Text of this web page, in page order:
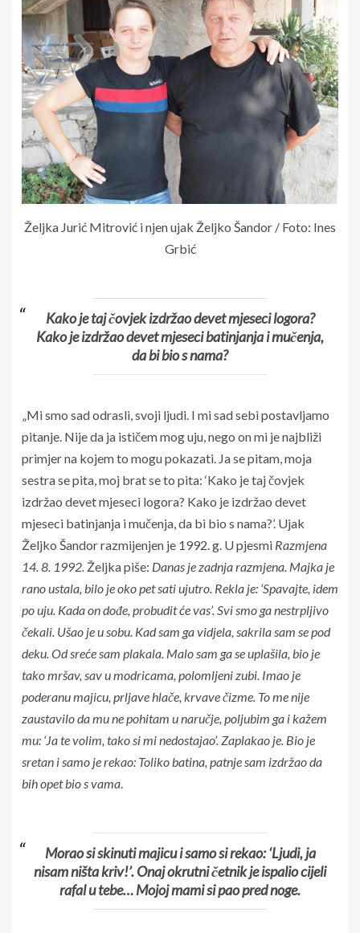
Željka Jurić Mitrović i njen ujak Željko Šandor / Foto: Ines
Grbić
Kako je taj čovjek izdržao devet mjeseci logora?
Kako je izdržao devet mjeseci batinjanja i mučenja,
da bi bio s nama?
„Mi smo sad odrasli, svoji ljudi. I mi sad sebi postavljamo
pitanje. Nije da ja ističem mog uju, nego on mi je najbliži
primjer na kojem to mogu pokazati. Ja se pitam, moja
sestra se pita, moj brat se to pita: ‘Kako je taj čovjek
izdržao devet mjeseci logora? Kako je izdržao devet
mjeseci batinjanja i mučenja, da bi bio s nama?’. Ujak
Željko Šandor razmijenjen je 1992. g. U pjesmi Razmjena
14. 8. 1992. Željka piše: Danas je zadnja razmjena. Majka je
rano ustala, bilo je oko pet sati ujutro. Rekla je: ‘Spavajte, idem
po uju. Kada on dođe, probudit će vas’. Svi smo ga nestrpljivo
čekali. Ušao je u sobu. Kad sam ga vidjela, sakrila sam se pod
deku. Od sreće sam plakala. Malo sam ga se uplašila, bio je
tako mršav, sav u modricama, polomljeni zubi. Imao je
poderanu majicu, prljave hlače, krvave čizme. To me nije
zaustavilo da mu ne pohitam u naručje, poljubim ga i kažem
mu: ‘Ja te volim, tako si mi nedostajao’. Zaplakao je. Bio je
sretan i samo je rekao: Toliko batina, patnje sam izdržao da
bih opet bio s vama.
Morao si skinuti majicu i samo si rekao: ‘Ljudi, ja
nisam ništa kriv!’. Onaj okrutni četnik je ispalio cijeli
rafal u tebe… Mojoj mami si pao pred noge.